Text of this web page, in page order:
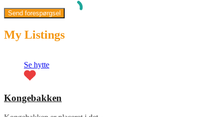
My Listings
Se hytte
Kongebakken